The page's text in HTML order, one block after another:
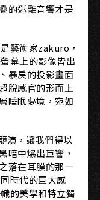
的迷離音響才是
藝術家zakuro，
幕上的影像皆出
暴戾的投影畫面
脫感官的形而上
睡眠夢境，宛如
演，讓我們得以
暗中爆出巨響，
落在耳膜的那一
時代的巨大感
的美學和特立獨